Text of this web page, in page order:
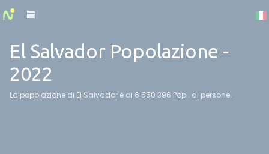
El Salvador Popolazione -
2022
La popolazione di El Salvador è di 6 550 396 Pop.. di persone.